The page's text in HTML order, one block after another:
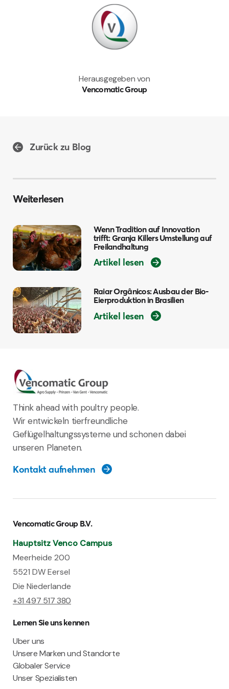
Herausgegeben von
Vencomatic Group
Zurück zu Blog
Weiterlesen
Wenn Tradition auf Innovation
trifft: Granja Killers Umstellung auf
Freilandhaltung
Artikel lesen
Raiar Orgânicos: Ausbau der Bio-
Eierproduktion in Brasilien
Artikel lesen
Think ahead with poultry people.
Wir entwickeln tierfreundliche
Geflügelhaltungssysteme und schonen dabei
unseren Planeten.
Kontakt aufnehmen
Vencomatic Group B.V.
Hauptsitz Venco Campus
Meerheide 200
5521 DW Eersel
Die Niederlande
+31 497 517 380
Lernen Sie uns kennen
Uber uns
Unsere Marken und Standorte
Globaler Service
Unser Spezialisten